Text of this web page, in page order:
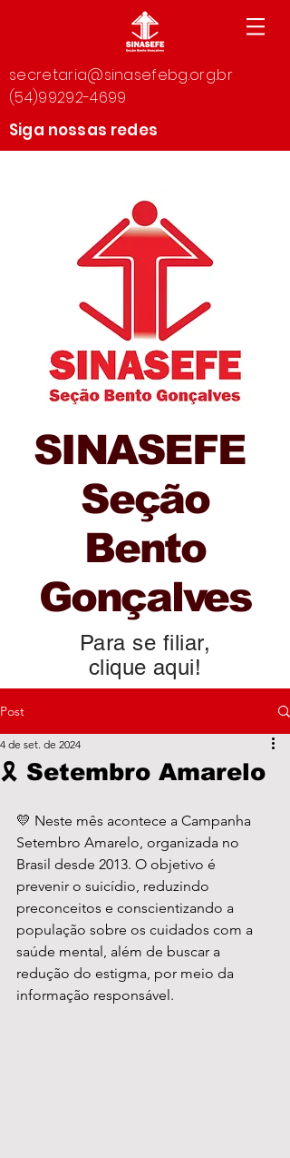
secretaria@sinasefebg.org.br
(54)99292-4699
Siga nossas redes
SINASEFE
Seção
Bento
Gonçalves
Para se filiar,
clique aqui!
Post
🎗 Setembro Amarelo
4 de set. de 2024
💛 Neste mês acontece a Campanha
Setembro Amarelo, organizada no
Brasil desde 2013. O objetivo é
prevenir o suicídio, reduzindo
preconceitos e conscientizando a
população sobre os cuidados com a
saúde mental, além de buscar a
redução do estigma, por meio da
informação responsável.